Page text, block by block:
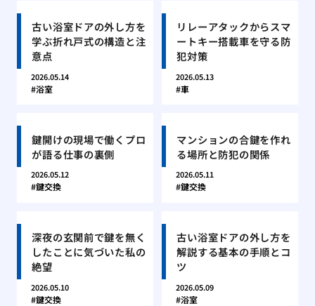
古い浴室ドアの外し方を
学ぶ折れ戸式の構造と注
意点
2026.05.14
浴室
リレーアタックからスマ
ートキー搭載車を守る防
犯対策
2026.05.13
車
鍵開けの現場で働くプロ
が語る仕事の裏側
2026.05.12
鍵交換
マンションの合鍵を作れ
る場所と防犯の関係
2026.05.11
鍵交換
深夜の玄関前で鍵を無く
したことに気づいた私の
絶望
2026.05.10
鍵交換
古い浴室ドアの外し方を
解説する基本の手順とコ
ツ
2026.05.09
浴室